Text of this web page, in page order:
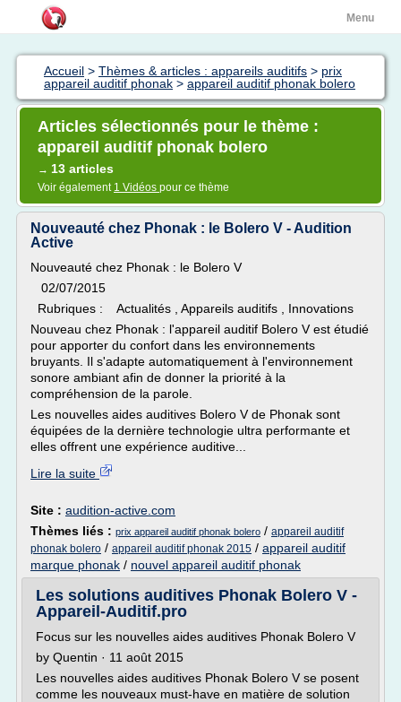
Menu
Accueil > Thèmes & articles : appareils auditifs > prix
appareil auditif phonak > appareil auditif phonak bolero
Articles sélectionnés pour le thème :
appareil auditif phonak bolero
→ 13 articles
Voir également 1 Vidéos pour ce thème
Nouveauté chez Phonak : le Bolero V - Audition
Active
Nouveauté chez Phonak : le Bolero V
02/07/2015
Rubriques : Actualités , Appareils auditifs , Innovations
Nouveau chez Phonak : l'appareil auditif Bolero V est étudié
pour apporter du confort dans les environnements
bruyants. Il s'adapte automatiquement à l'environnement
sonore ambiant afin de donner la priorité à la
compréhension de la parole.
Les nouvelles aides auditives Bolero V de Phonak sont
équipées de la dernière technologie ultra performante et
elles offrent une expérience auditive...
Lire la suite
Site : audition-active.com
Thèmes liés : prix appareil auditif phonak bolero / appareil auditif
phonak bolero / appareil auditif phonak 2015 / appareil auditif
marque phonak / nouvel appareil auditif phonak
Les solutions auditives Phonak Bolero V -
Appareil-Auditif.pro
Focus sur les nouvelles aides auditives Phonak Bolero V
by Quentin · 11 août 2015
Les nouvelles aides auditives Phonak Bolero V se posent
comme les nouveaux must-have en matière de solution